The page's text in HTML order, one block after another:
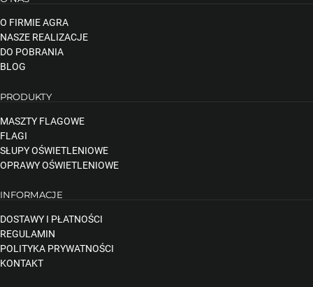
O FIRMIE AGRA
NASZE REALIZACJE
DO POBRANIA
BLOG
PRODUKTY
MASZTY FLAGOWE
FLAGI
SŁUPY OŚWIETLENIOWE
OPRAWY OŚWIETLENIOWE
INFORMACJE
DOSTAWY I PŁATNOŚCI
REGULAMIN
POLITYKA PRYWATNOŚCI
KONTAKT